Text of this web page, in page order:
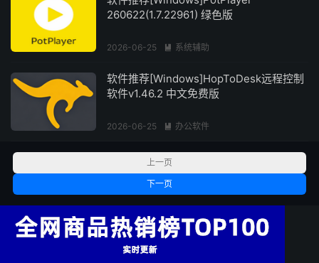
260622(1.7.22961) 绿色版
2026-06-25  系统辅助
软件推荐[Windows]HopToDesk远程控制
软件v1.46.2 中文免费版
2026-06-25  办公软件
上一页
下一页